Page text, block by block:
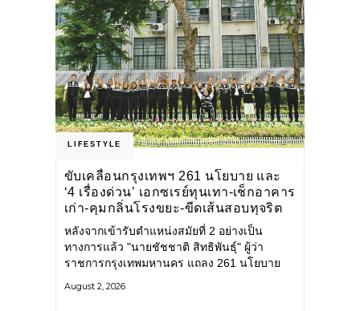
LIFESTYLE
ขับเคลื่อนกรุงเทพฯ 261 นโยบาย และ
‘4 เรื่องด่วน’ เอกซเรย์ทุนเทา-เช็กอาคาร
เก่า-คุมกลิ่นโรงขยะ-ขีดเส้นสอบทุจริต
หลังจากเข้ารับตำแหน่งสมัยที่ 2 อย่างเป็น
ทางการแล้ว "นายชัชชาติ สิทธิพันธุ์" ผู้ว่า
ราชการกรุงเทพมหานคร แถลง 261 นโยบาย
ยุทธศาสตร์ จัดทำตัวชี้วัด
August 2, 2026